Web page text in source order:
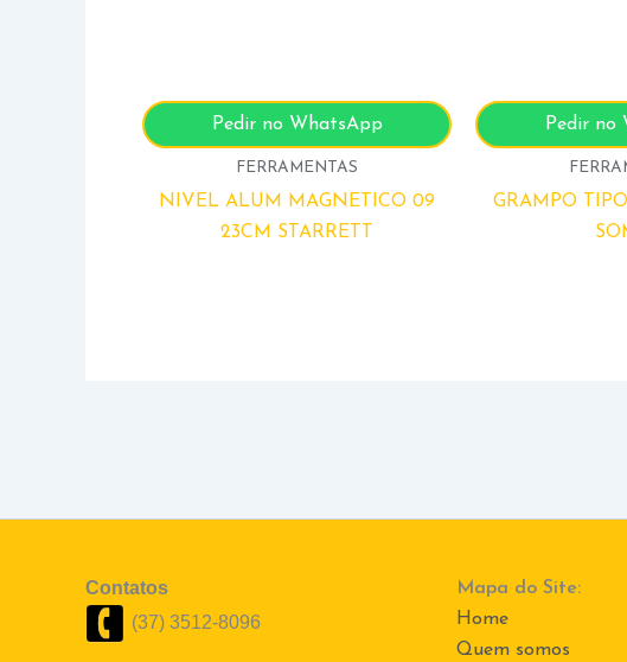
Pedir no WhatsApp
FERRAMENTAS
NIVEL ALUM MAGNETICO 09
23CM STARRETT
Pedir no
GRAMPO
Contatos
(37) 3512-8096
Mapa do Site:
Home
Quem somos